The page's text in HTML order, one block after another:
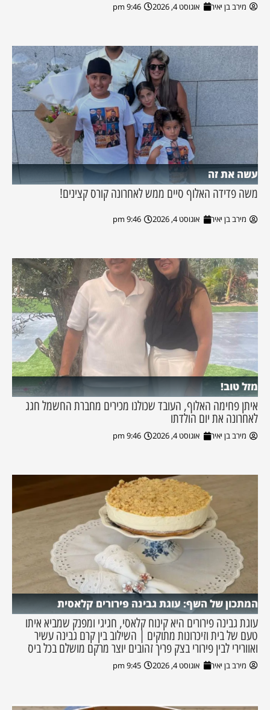
מירב בן יאיר אוגוסט 4, 2026 9:46 pm
עשה את זה
משה פדידה האלוף סיים ממש לאחרונה קורס קצינים!
מירב בן יאיר אוגוסט 4, 2026 9:46 pm
מזל טוב!
איתן פחימה האלוף, העובד שכולנו מכירים מחברת החשמל חגג
לאחרונה את יום הולדתו
מירב בן יאיר אוגוסט 4, 2026 9:46 pm
המתכון של השף: עוגת גבינה פירורים קלאסית
עוגת גבינה פירורים היא קינוח קלאסי, חגיגי ומפנק שמביא איתו
טעם של בית וזיכרונות מתוקים | השילוב בין קרם גבינה עשיר
ואוורירי לבין פירורי בצק פריך זהובים יוצר מרקם מושלם בכל ביס
מירב בן יאיר אוגוסט 4, 2026 9:45 pm